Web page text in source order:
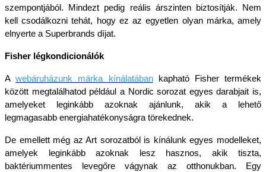
szempontjából. Mindezt pedig reális árszinten biztosítják. Nem
kell csodálkozni tehát, hogy ez az egyetlen olyan márka, amely
elnyerte a Superbrands díjat.
Fisher légkondicionálók
A webáruházunk márka kínálatában
kapható Fisher termékek
között megtalálhatod például a Nordic sorozat egyes darabjait is,
amelyeket leginkább azoknak ajánlunk, akik a lehető
legmagasabb energiahatékonyságra törekednek.
De emellett még az Art sorozatból is kínálunk egyes modelleket,
amelyek leginkább azoknak lesz hasznos, akik tiszta,
baktériummentes levegőre vágynak az otthonukban. Egy